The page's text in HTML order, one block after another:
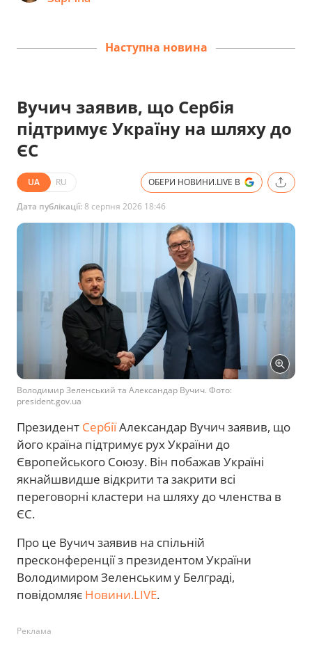
Наступна новина
Вучич заявив, що Сербія
підтримує Україну на шляху до
ЄС
UA RU ОБЕРИ НОВИНИ.LIVE В
Дата публікації:8 серпня 2026 18:46
Володимир Зеленський та Александар Вучич. Фото:
president.gov.ua
Президент СербіїАлександар Вучич заявив, що
його країна підтримує рух України до
Європейського Союзу. Він побажав Україні
якнайшвидше відкрити та закрити всі
переговорні кластери на шляху до членства в
ЄС.
Про це Вучич заявив на спільній
пресконференції з президентом України
Володимиром Зеленським у Белграді,
повідомляє Новини.LIVE.
Реклама